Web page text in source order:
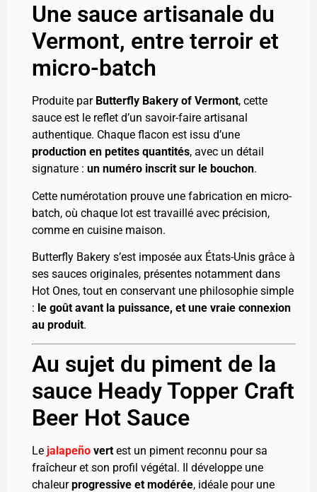
Une sauce artisanale du
Vermont, entre terroir et
micro-batch
Produite par Butterfly Bakery of Vermont, cette
sauce est le reflet d’un savoir-faire artisanal
authentique. Chaque flacon est issu d’une
production en petites quantités, avec un détail
signature : un numéro inscrit sur le bouchon.
Cette numérotation prouve une fabrication en micro-
batch, où chaque lot est travaillé avec précision,
comme en cuisine maison.
Butterfly Bakery s’est imposée aux États-Unis grâce à
ses sauces originales, présentes notamment dans
Hot Ones, tout en conservant une philosophie simple
: le goût avant la puissance, et une vraie connexion
au produit.
Au sujet du piment de la
sauce Heady Topper Craft
Beer Hot Sauce
Le jalapeño vert est un piment reconnu pour sa
fraîcheur et son profil végétal. Il développe une
chaleurprogressive et modérée, idéale pour une